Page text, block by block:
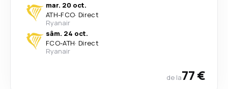
mar. 20 oct.
ATH-FCO· Direct
Ryanair
sâm. 24 oct.
FCO-ATH· Direct
Ryanair
de la77 €